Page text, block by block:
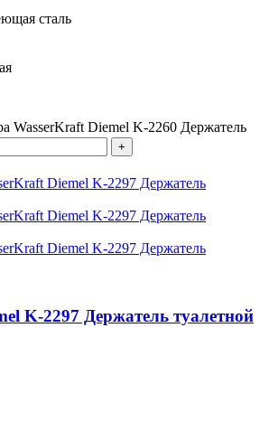
сталь
WasserKraft Diemel K-2260 Держатель
K-2297 Держатель туалетной